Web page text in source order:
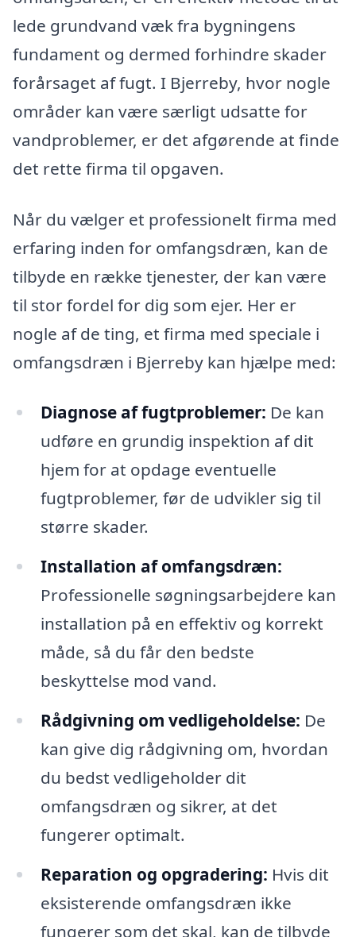
lede grundvand væk fra bygningens
fundament og dermed forhindre skader
forårsaget af fugt. I Bjerreby, hvor nogle
områder kan være særligt udsatte for
vandproblemer, er det afgørende at finde
det rette firma til opgaven.
Når du vælger et professionelt firma med
erfaring inden for omfangsdræn, kan de
tilbyde en række tjenester, der kan være
til stor fordel for dig som ejer. Her er
nogle af de ting, et firma med speciale i
omfangsdræn i Bjerreby kan hjælpe med:
Diagnose af fugtproblemer: De kan
udføre en grundig inspektion af dit
hjem for at opdage eventuelle
fugtproblemer, før de udvikler sig til
større skader.
Installation af omfangsdræn:
Professionelle søgningsarbejdere kan
installation på en effektiv og korrekt
måde, så du får den bedste
beskyttelse mod vand.
Rådgivning om vedligeholdelse: De
kan give dig rådgivning om, hvordan
du bedst vedligeholder dit
omfangsdræn og sikrer, at det
fungerer optimalt.
Reparation og opgradering: Hvis dit
eksisterende omfangsdræn ikke
fungerer som det skal, kan de tilbyde